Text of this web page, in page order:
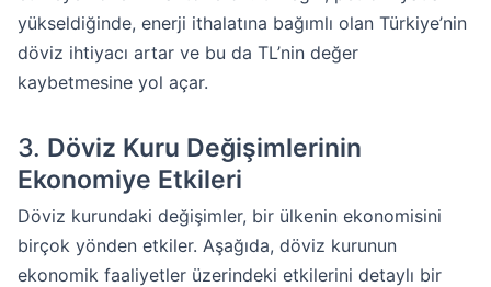
yükseldiğinde, enerji ithalatına bağımlı olan Türkiye’nin
döviz ihtiyacı artar ve bu da TL’nin değer
kaybetmesine yol açar.
3. Döviz Kuru Değişimlerinin
Ekonomiye Etkileri
Döviz kurundaki değişimler, bir ülkenin ekonomisini
birçok yönden etkiler. Aşağıda, döviz kurunun
ekonomik faaliyetler üzerindeki etkilerini detaylı bir